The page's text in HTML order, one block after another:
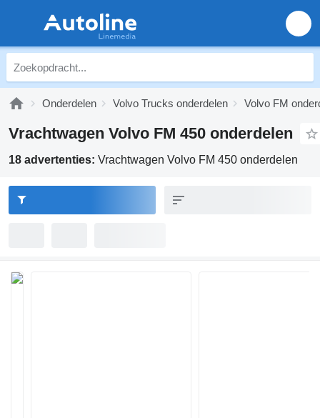
Onderdelen Volvo Trucks onderdelen Volvo FM
Vrachtwagen Volvo FM 450 onderdelen
18 advertenties: Vrachtwagen Volvo FM 450 onderdelen